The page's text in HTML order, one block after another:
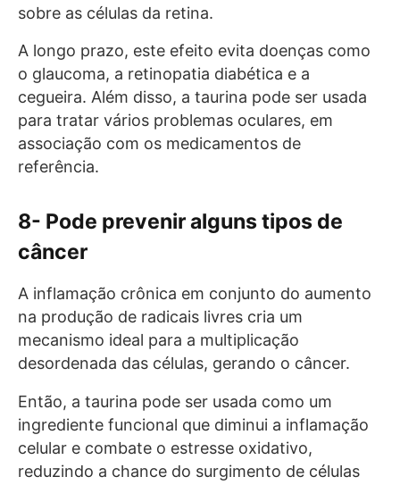
sobre as células da retina.
A longo prazo, este efeito evita doenças como
o glaucoma, a retinopatia diabética e a
cegueira. Além disso, a taurina pode ser usada
para tratar vários problemas oculares, em
associação com os medicamentos de
referência.
8- Pode prevenir alguns tipos de
câncer
A inflamação crônica em conjunto do aumento
na produção de radicais livres cria um
mecanismo ideal para a multiplicação
desordenada das células, gerando o câncer.
Então, a taurina pode ser usada como um
ingrediente funcional que diminui a inflamação
celular e combate o estresse oxidativo,
reduzindo a chance do surgimento de células